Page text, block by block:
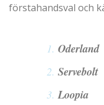
förstahandsval och
Oderland
Servebolt
Loopia